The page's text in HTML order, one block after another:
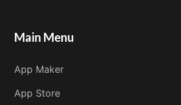
Main Menu
App Maker
App Store